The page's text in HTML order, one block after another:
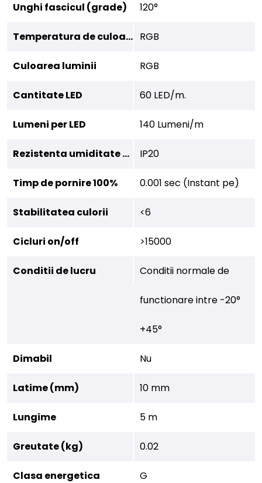
Unghi fascicul (grade) 120°
Temperatura de culoare RGB
Culoarea luminii RGB
Cantitate LED 60 LED/m.
Lumeni per LED 140 Lumeni/m
Rezistenta umiditate (IP) IP20
Timp de pornire 100% 0.001 sec (Instant pe)
Stabilitatea culorii <6
Cicluri on/off >15000
Conditii de lucru Conditii normale de
functionare intre -20°
+45°
Dimabil Nu
Latime (mm) 10 mm
Lungime 5 m
Greutate (kg) 0.02
Clasa energetica G